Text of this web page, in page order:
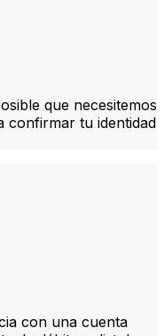
que necesitemos
confirmar tu identidad
con una cuenta